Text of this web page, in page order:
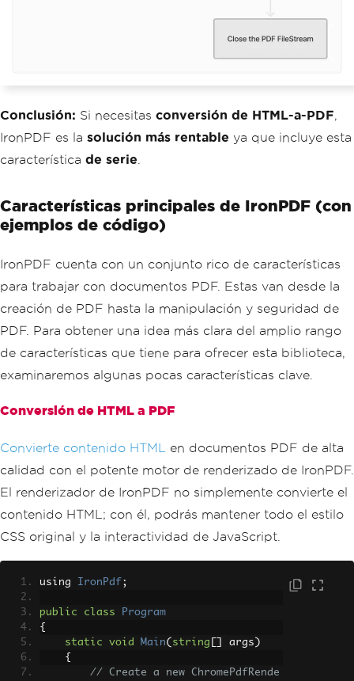
Conclusión: Si necesitas conversión de HTML-a-PDF,
IronPDF es la solución más rentable ya que incluye esta
característica de serie
Características principales de IronPDF (con
ejemplos de código)
IronPDF cuenta con un conjunto rico de características
para trabajar con documentos PDF. Estas van desde la
creación de PDF hasta la manipulación y seguridad de
PDF. Para obtener una idea más clara del amplio rango
de características que tiene para ofrecer esta biblioteca,
examinaremos algunas pocas características clave.
Conversión de HTML a PDF
Convierte contenido HTML
en documentos PDF de alta
calidad con el potente motor de renderizado de IronPDF.
El renderizador de IronPDF no simplemente convierte el
contenido HTML; con él, podrás mantener todo el estilo
CSS original y la interactividad de JavaScript.
using IronPdf ;
public class
Program
{
static
void Main( string args )
{
// Create a new ChromePdfRende